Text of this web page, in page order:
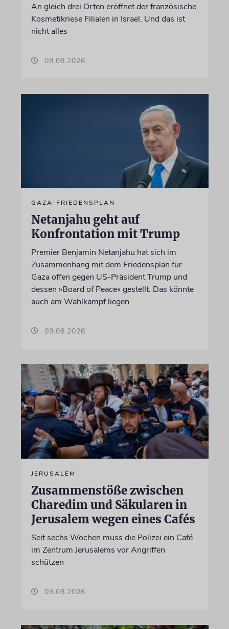
An gleich drei Orten eröffnet der französische
Kosmetikriese Filialen in Israel. Und das ist
nicht alles
09.08.2026
GAZA-FRIEDENSPLAN
Netanjahu geht auf
Konfrontation mit Trump
Premier Benjamin Netanjahu hat sich im
Zusammenhang mit dem Friedensplan für
Gaza offen gegen US-Präsident Trump und
dessen »Board of Peace« gestellt. Das könnte
auch am Wahlkampf liegen
09.08.2026
JERUSALEM
Zusammenstöße zwischen
Charedim und Säkularen in
Jerusalem wegen eines Cafés
Seit sechs Wochen muss die Polizei ein Café
im Zentrum Jerusalems vor Angriffen
schützen
09.08.2026